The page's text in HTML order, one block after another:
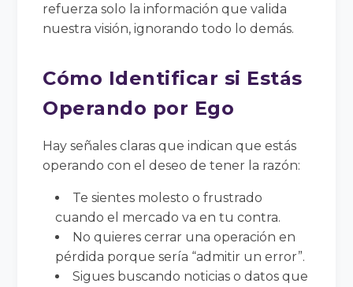
refuerza solo la información que valida
nuestra visión, ignorando todo lo demás.
Cómo Identificar si Estás
Operando por Ego
Hay señales claras que indican que estás
operando con el deseo de tener la razón:
Te sientes molesto o frustrado
cuando el mercado va en tu contra.
No quieres cerrar una operación en
pérdida porque sería “admitir un error”.
Sigues buscando noticias o datos que